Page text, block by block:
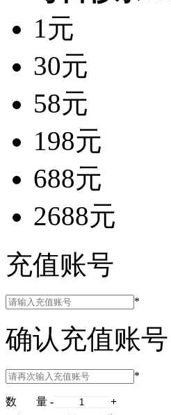
1元
30元
58元
198元
688元
2688元
充值账号
*
确认充值账号
*
数 量 - +